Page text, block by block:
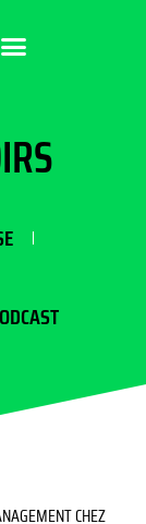
CHEZ